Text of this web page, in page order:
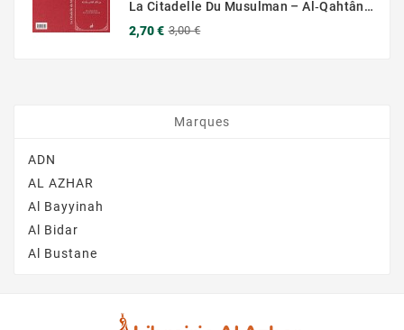
La Citadelle Du Musulman – Al‑Qahtânî – Éditions Al‑Azhar (français/arabe/phonétique)
2,70 € 3,00 €
Marques
ADN
AL AZHAR
Al Bayyinah
Al Bidar
Al Bustane